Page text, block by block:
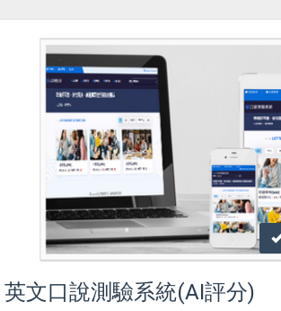
英文口說測驗系統(AI評分)